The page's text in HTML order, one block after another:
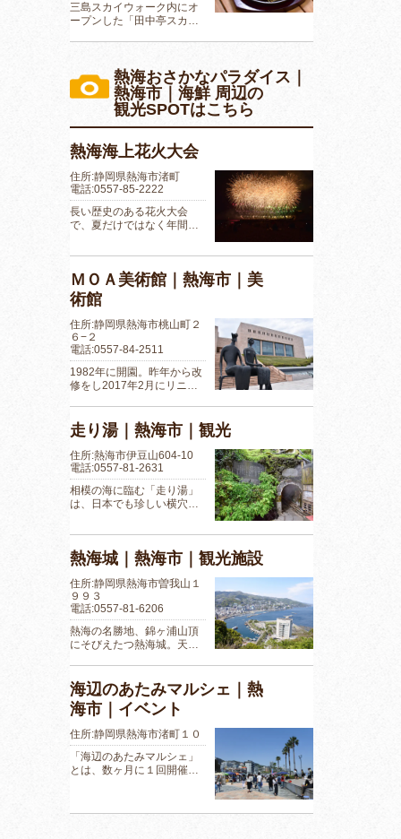
三島スカイウォーク内にオ
ープンした「田中亭スカ…
熱海おさかなパラダイス｜
熱海市｜海鮮 周辺の
観光SPOTはこちら
熱海海上花火大会
住所:静岡県熱海市渚町
電話:0557-85-2222
長い歴史のある花火大会
で、夏だけではなく年間…
ＭＯＡ美術館｜熱海市｜美
術館
住所:静岡県熱海市桃山町２
６−２
電話:0557-84-2511
1982年に開園。昨年から改
修をし2017年2月にリニ…
走り湯｜熱海市｜観光
住所:熱海市伊豆山604-10
電話:0557-81-2631
相模の海に臨む「走り湯」
は、日本でも珍しい横穴…
熱海城｜熱海市｜観光施設
住所:静岡県熱海市曽我山１
９９３
電話:0557-81-6206
熱海の名勝地、錦ヶ浦山頂
にそびえたつ熱海城。天…
海辺のあたみマルシェ｜熱
海市｜イベント
住所:静岡県熱海市渚町１０
「海辺のあたみマルシェ」
とは、数ヶ月に１回開催…